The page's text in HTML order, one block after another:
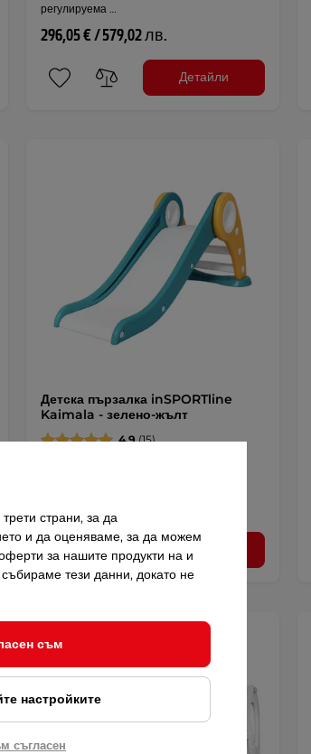
регулируема …
296,05 € / 579,02 лв.
Детайли
Детска пързалка inSPORTline
Kaimala - зелено-жълт
4.9(15)
страни, за да
и да оценяваме, за да можем
за нашите продукти на и
тези данни, докато не
съм
настройките
съгласен